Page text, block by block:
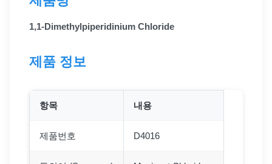
1,1-Dimethylpiperidinium Chloride
제품 정보
항목 내용
제품번호 D4016